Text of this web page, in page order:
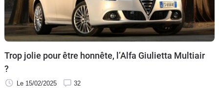
Marques
Trop jolie pour être honnête, l’Alfa Giulietta Multiair
?
Le 15/02/2025 32